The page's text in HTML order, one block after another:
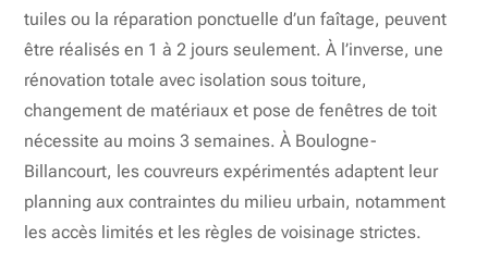
tuiles ou la réparation ponctuelle d’un faîtage, peuvent
être réalisés en 1 à 2 jours seulement. À l’inverse, une
rénovation totale avec isolation sous toiture,
changement de matériaux et pose de fenêtres de toit
nécessite au moins 3 semaines. À Boulogne-
Billancourt, les couvreurs expérimentés adaptent leur
planning aux contraintes du milieu urbain, notamment
les accès limités et les règles de voisinage strictes.